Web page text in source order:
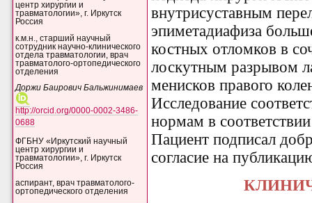
центр хирургии и
травматологии», г. Иркутск
Россия
к.м.н., старший научный
сотрудник научно-клинического
отдела травматологии, врач
травматолого-ортопедического
отделения
Доржи Баирович Бальжинимаев
http://orcid.org/0000-0002-3486-
0688
ФГБНУ «Иркутский научный
центр хирургии и
травматологии», г. Иркутск
Россия
аспирант, врач травматолого-
ортопедического отделения
внутрисуставным
эпиметадиафиза
костных отломков в
лоскутным разрывом
менисков правого
Исследование
нормам в
Пациент подписал
согласие на